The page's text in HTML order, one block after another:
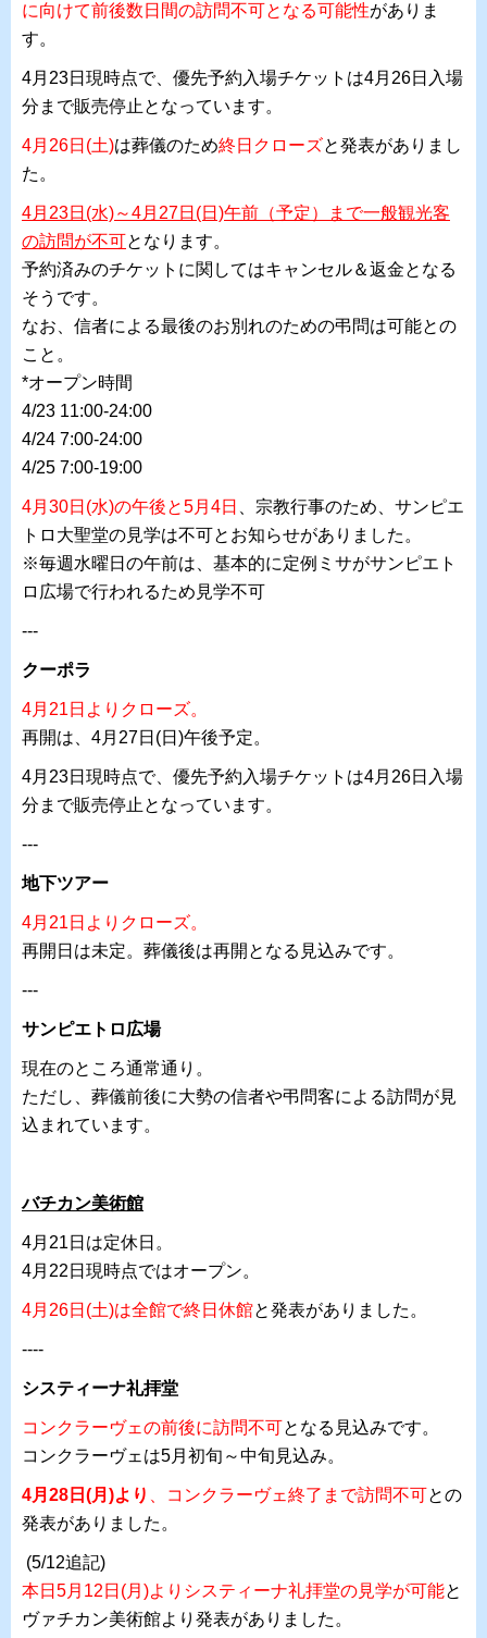
に向けて前後数日間の訪問不可となる可能性がありま
す。
4月23日現時点で、優先予約入場チケットは4月26日入場
分まで販売停止となっています。
4月26日(土)は葬儀のため終日クローズと発表がありまし
た。
4月23日(水)～4月27日(日)午前（予定）まで一般観光客
の訪問が不可となります。
予約済みのチケットに関してはキャンセル＆返金となる
そうです。
なお、信者による最後のお別れのための弔問は可能との
こと。
*オープン時間
4/23 11:00-24:00
4/24 7:00-24:00
4/25 7:00-19:00
4月30日(水)の午後と5月4日
、宗教行事のため、サンピエ
トロ大聖堂の見学は不可とお知らせがありました。
※毎週水曜日の午前は、基本的に定例ミサがサンピエト
ロ広場で行われるため見学不可
---
クーポラ
4月21日よりクローズ。
再開は、4月27日(日)午後予定。
4月23日現時点で、優先予約入場チケットは4月26日入場
分まで販売停止となっています。
---
地下ツアー
4月21日よりクローズ。
再開日は未定。葬儀後は再開となる見込みです。
---
サンピエトロ広場
現在のところ通常通り。
ただし、葬儀前後に大勢の信者や弔問客による訪問が見
込まれています。
バチカン美術館
4月21日は定休日。
4月22日現時点ではオープン。
4月26日(土)は全館で終日休館と発表がありました。
----
システィーナ礼拝堂
コンクラーヴェの前後に訪問不可となる見込みです。
コンクラーヴェは5月初旬～中旬見込み。
4月28日(月)より 、コンクラーヴェ終了まで訪問不可との
発表がありました。
(5/12追記)
本日5月12日(月)よりシスティーナ礼拝堂の見学が可能と
ヴァチカン美術館より発表がありました。